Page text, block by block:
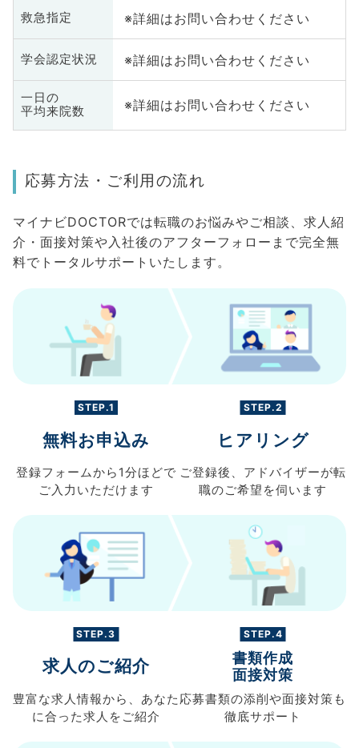
救急指定 ※詳細はお問い合わせください
学会認定状況 ※詳細はお問い合わせください
一日の
平均来院数
※詳細はお問い合わせください
応募方法・ご利用の流れ
マイナビDOCTORでは転職のお悩みやご相談、求人紹
介・面接対策や入社後のアフターフォローまで完全無
料でトータルサポートいたします。
STEP.1
無料お申込み
登録フォームから 1分ほどで
ご入力 いただけます
STEP.2
ヒアリング
ご登録後、 アドバイザーが転
職のご希望を伺います
STEP.3
求人のご紹介
豊富な求人情報から、 あなた
に合った求人を ご紹介
STEP.4
書類作成
面接対策
応募書類の添削や面接対策も
徹底サポート